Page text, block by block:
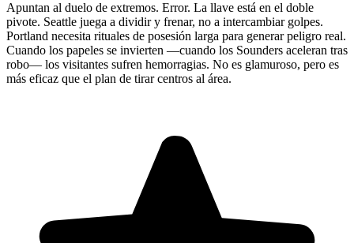
Apuntan al duelo de extremos. Error. La llave está en el doble
pivote. Seattle juega a dividir y frenar, no a intercambiar golpes.
Portland necesita rituales de posesión larga para generar peligro real.
Cuando los papeles se invierten —cuando los Sounders aceleran tras
robo— los visitantes sufren hemorragias. No es glamuroso, pero es
más eficaz que el plan de tirar centros al área.